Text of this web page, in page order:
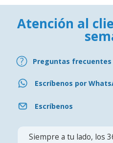
Atención al
Preguntas frecuentes
Escríbenos por
Escríbenos
Siempre a tu lado, los